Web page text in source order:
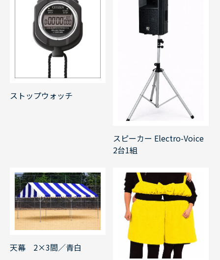
ストップウォッチ
スピーカー Electro-Voice
2台1組
天幕 2×3間／青白